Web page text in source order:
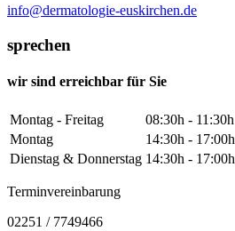
info@dermatologie-euskirchen.de
sprechen
wir sind erreichbar für Sie
Montag - Freitag
08:30h - 11:30h
Montag
14:30h - 17:00h
Dienstag & Donnerstag 14:30h - 17:00h
Terminvereinbarung
02251 / 7749466